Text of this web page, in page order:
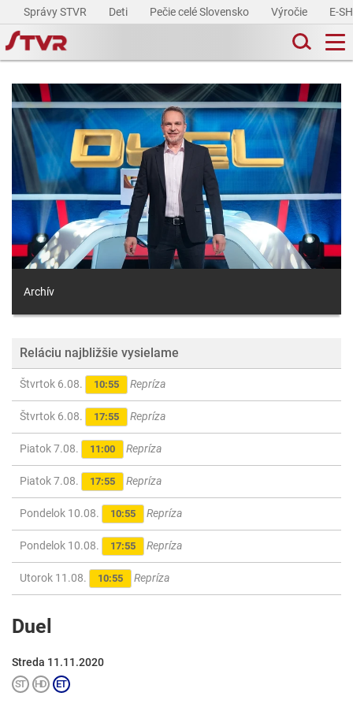
Správy STVR Deti Pečie celé Slovensko Výročie E-
Archív
Reláciu najbližšie vysielame
Štvrtok 6.08. 10:55 Repríza
Štvrtok 6.08. 17:55 Repríza
Piatok 7.08. 11:00 Repríza
Piatok 7.08. 17:55 Repríza
Pondelok 10.08. 10:55 Repríza
Pondelok 10.08. 17:55 Repríza
Utorok 11.08. 10:55 Repríza
Duel
Streda 11.11.2020